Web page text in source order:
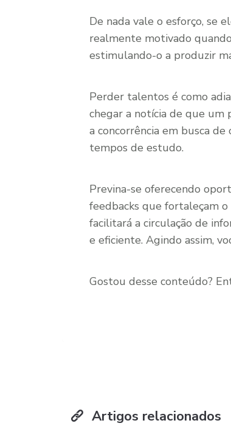
De nada vale o esforço, se
realmente motivado
estimulando-o a produzir
Perder talentos é como
chegar a notícia de que um
a concorrência em busca
tempos de estudo.
Previna-se oferecendo
feedbacks que fortaleçam
facilitará a circulação de
e eficiente. Agindo assim,
Gostou desse conteúdo?
Artigos relacionados